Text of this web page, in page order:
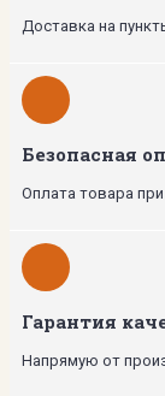
Доставка на
Безопасная
Оплата товара
Гарантия
Напрямую от